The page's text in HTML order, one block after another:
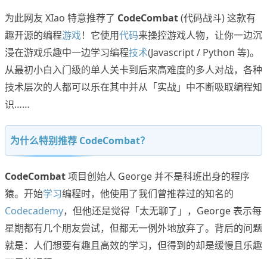
为此网友 XIao 特意推荐了 CodeCombat(代码战斗) 这款有
趣开源的编程游戏！它使用代码来操控游戏人物，让你一边沉
浸在游戏乐趣中一边学习编程技术(Javascript / Python 等)。
从最初小白入门级的单人关卡到后来高难度的多人对战，各种
技术层次的人都可以乐在其中并从「实战」中不断吸取编程知
识……
为什么特别推荐 CodeCombat？
CodeCombat项目创始人 George 并不是科班出身的程序
猿。开始学习编程时，他使用了我们曾推荐过的知名的
Codecademy，但他还是觉得「太无聊了」，George 表示每
星期都有几个朋友尝试，但都无一例外地放弃了。背后的问题
就是：人们想要有趣且高效的学习，但得到的却是缓慢且乐趣